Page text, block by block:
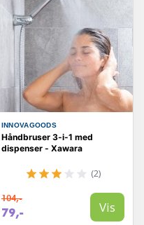
INNOVAGOODS
Håndbruser 3-i-1 med
dispenser - Xawara
(2)
104,-
79,- Vis